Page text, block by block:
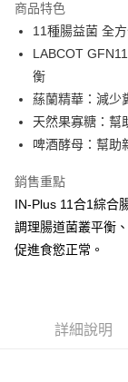
合作金庫商業銀行
華南商業銀行
上海商業儲蓄銀行
國泰世華商業銀行
臺灣中小企業銀行
匯豐（台灣）商業
聯邦商業銀行
元大商業銀行
台新國際商業銀行
台灣樂天信用卡公
超商取貨付款
LINE Pay
Apple Pay
街口支付
Google Pay
全盈+PAY
大哥付你分期
2.付款方式選擇「大
相關說明
商品特色
11種腸益菌 全
LABCOT
衡
蕬蘭精華：減少
天然果寡糖：幫
啤酒酵母：幫助
銷售重點
IN-Plus 11合1綜合
調理腸道菌叢平衡
促進食慾正常。
詳細說明